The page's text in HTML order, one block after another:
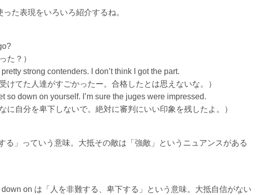
た表現をいろいろ紹介するね。
た？）
strong contenders. I don’t think I got the part.
けてた人達がすごかったー。合格したとは思えないな。）
so down on yourself. I’m sure the juges were impressed.
に自分を卑下しないで。絶対に審判にいい印象を残したよ。）
る」っていう意味。大抵その敵は「強敵」というニュアンスがある
on は「人を非難する、卑下する」という意味。大抵自信がない